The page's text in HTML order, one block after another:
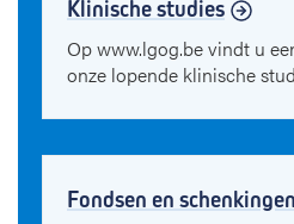
Klinische studies
Op www.lgog.be vindt u
onze lopende klinische
Fondsen en schenkingen